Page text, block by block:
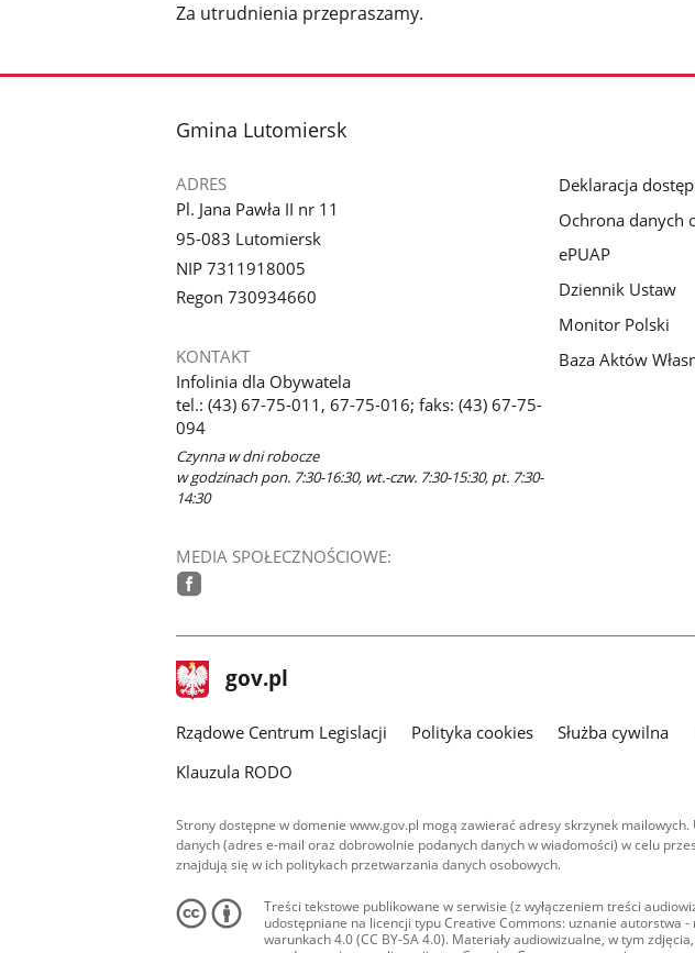
Za utrudnienia przepraszamy.
stopka
Gmina Lutomiersk
ADRES
Pl. Jana Pawła II nr 11
95-083 Lutomiersk
NIP 7311918005
Regon 730934660
KONTAKT
Infolinia dla Obywatela
tel.: (43) 67-75-011, 67-75-016; faks: (43) 67-75-
094
Czynna w dni robocze
w godzinach pon. 7:30-16:30, wt.-czw. 7:30-15:30, pt. 7:30-
14:30
MEDIA SPOŁECZNOŚCIOWE:
Deklaracja
Ochrona danych
ePUAP
Dziennik Ustaw
Monitor Polski
Baza Aktów
stopka
gov.pl Strona
gov.pl
Rządowe Centrum Legislacji Polityka cookies Służba cywilna
Klauzula RODO
Strony dostępne w domenie www.gov.pl mogą zawierać adresy skrzynek
danych (adres e-mail oraz dobrowolnie podanych danych w wiadomości) w celu
znajdują się w ich politykach przetwarzania danych osobowych.
Treści tekstowe publikowane w serwisie (z wyłączeniem treści
udostępniane na licencji typu Creative Commons: uznanie autorstwa -
warunkach 4.0 (CC BY-SA 4.0). Materiały audiowizualne, w tym